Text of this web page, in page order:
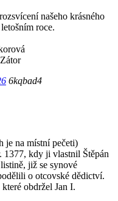
našeho krásného
roce.
6kqbad4
je na místní pečeti)
1377, kdy ji vlastnil Štěpán
již se synové
o otcovské dědictví.
obdržel Jan I.